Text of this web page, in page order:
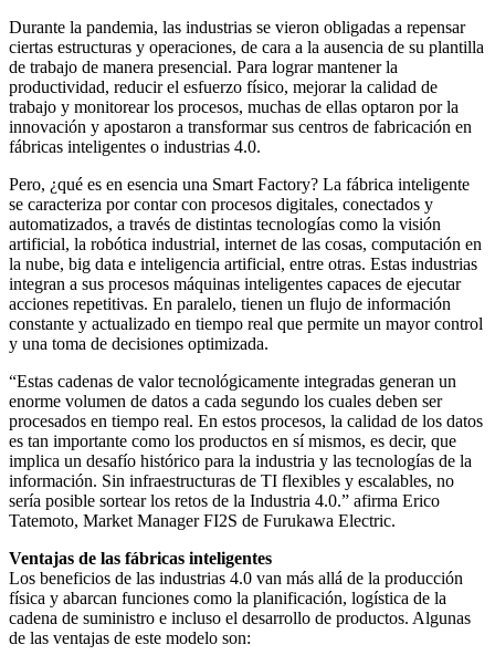
Durante la pandemia, las industrias se vieron obligadas a repensar
ciertas estructuras y operaciones, de cara a la ausencia de su plantilla
de trabajo de manera presencial. Para lograr mantener la
productividad, reducir el esfuerzo físico, mejorar la calidad de
trabajo y monitorear los procesos, muchas de ellas optaron por la
innovación y apostaron a transformar sus centros de fabricación en
fábricas inteligentes o industrias 4.0.
Pero, ¿qué es en esencia una Smart Factory? La fábrica inteligente
se caracteriza por contar con procesos digitales, conectados y
automatizados, a través de distintas tecnologías como la visión
artificial, la robótica industrial, internet de las cosas, computación en
la nube, big data e inteligencia artificial, entre otras. Estas industrias
integran a sus procesos máquinas inteligentes capaces de ejecutar
acciones repetitivas. En paralelo, tienen un flujo de información
constante y actualizado en tiempo real que permite un mayor control
y una toma de decisiones optimizada.
“Estas cadenas de valor tecnológicamente integradas generan un
enorme volumen de datos a cada segundo los cuales deben ser
procesados en tiempo real. En estos procesos, la calidad de los datos
es tan importante como los productos en sí mismos, es decir, que
implica un desafío histórico para la industria y las tecnologías de la
información. Sin infraestructuras de TI flexibles y escalables, no
sería posible sortear los retos de la Industria 4.0.” afirma Erico
Tatemoto, Market Manager FI2S de Furukawa Electric.
Ventajas de las fábricas inteligentes
Los beneficios de las industrias 4.0 van más allá de la producción
física y abarcan funciones como la planificación, logística de la
cadena de suministro e incluso el desarrollo de productos. Algunas
de las ventajas de este modelo son: